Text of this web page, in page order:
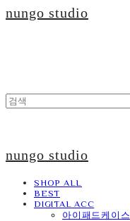
nungo studio
nungo studio
SHOP ALL
BEST
DIGITAL ACC
아이패드케이스